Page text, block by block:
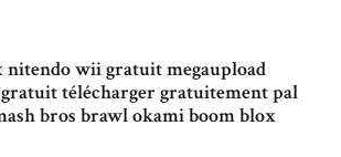
nitendo wii gratuit megaupload
télécharger gratuitement pal
bros brawl okami boom blox